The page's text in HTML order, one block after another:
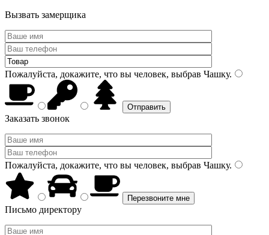
Вызвать замерщика
Пожалуйста, докажите, что вы человек, выбрав Чашку.
Заказать звонок
Пожалуйста, докажите, что вы человек, выбрав Чашку.
Письмо директору